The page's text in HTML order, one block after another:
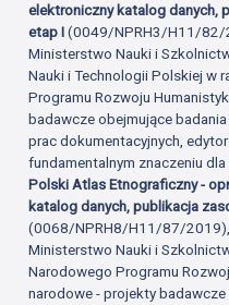
elektroniczny katalog danych,
etap I(0049/NPRH3/H11/82/
Ministerstwo Nauki i
Nauki i Technologii Polskiej w
Programu Rozwoju
badawcze obejmujące
prac dokumentacyjnych,
fundamentalnym znaczeniu
Polski Atlas Etnograficzny -
katalog danych, publikacja
(0068/NPRH8/H11/87/
Ministerstwo Nauki i
Narodowego Programu
narodowe - projekty